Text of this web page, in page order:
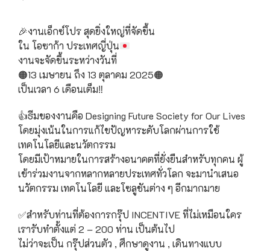
🎉งานเอ็กซ์โปร สุดยิ่งใหญ่ที่จัดขึ้น
ใน โอซาก้า ประเทศญี่ปุ่น
งานจะจัดขึ้นระหว่างวันที่
🟠13 เมษายน ถึง 13 ตุลาคม 2025🟠
เป็นเวลา 6 เดือนเต็ม‼️
👍ธีมของงานคือ Designing Future Society for Our Lives
โดยมุ่งเน้นในการแก้ไขปัญหาระดับโลกผ่านการใช้
เทคโนโลยีและนวัตกรรม
โดยมีเป้าหมายในการสร้างอนาคตที่ยั่งยืนสำหรับทุกคน ผู้
เข้าร่วมงานจากหลากหลายประเทศทั่วโลก จะมานำเสนอ
นวัตกรรม เทคโนโลยี และโซลูชันต่าง ๆ อีกมากมาย
✅️สำหรับท่านที่ต้องการกรุ๊ป INCENTIVE ที่ไม่เหมือนใคร
เรารับทำตั้งแต่ 2 – 200 ท่าน เป็นต้นไป
ไม่ว่าจะเป็น กรุ๊ปส่วนตัว , ศึกษาดูงาน , เดินทางแบบ
ทาคายาม่า
นาโกย่า
ฟูระโนะ
ฮอกไกโด
ฮาโกดาเตะ